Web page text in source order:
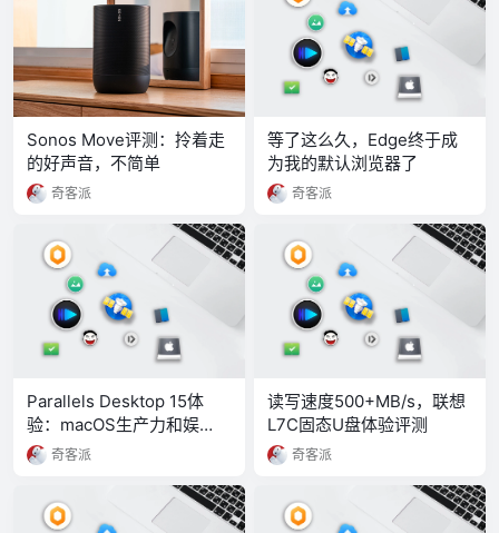
Sonos Move评测：拎着走
的好声音，不简单
奇客派
等了这么久，Edge终于成
为我的默认浏览器了
奇客派
Parallels Desktop 15体
验：macOS生产力和娱
乐，成年人全都要
奇客派
读写速度500+MB/s，联想
L7C固态U盘体验评测
奇客派